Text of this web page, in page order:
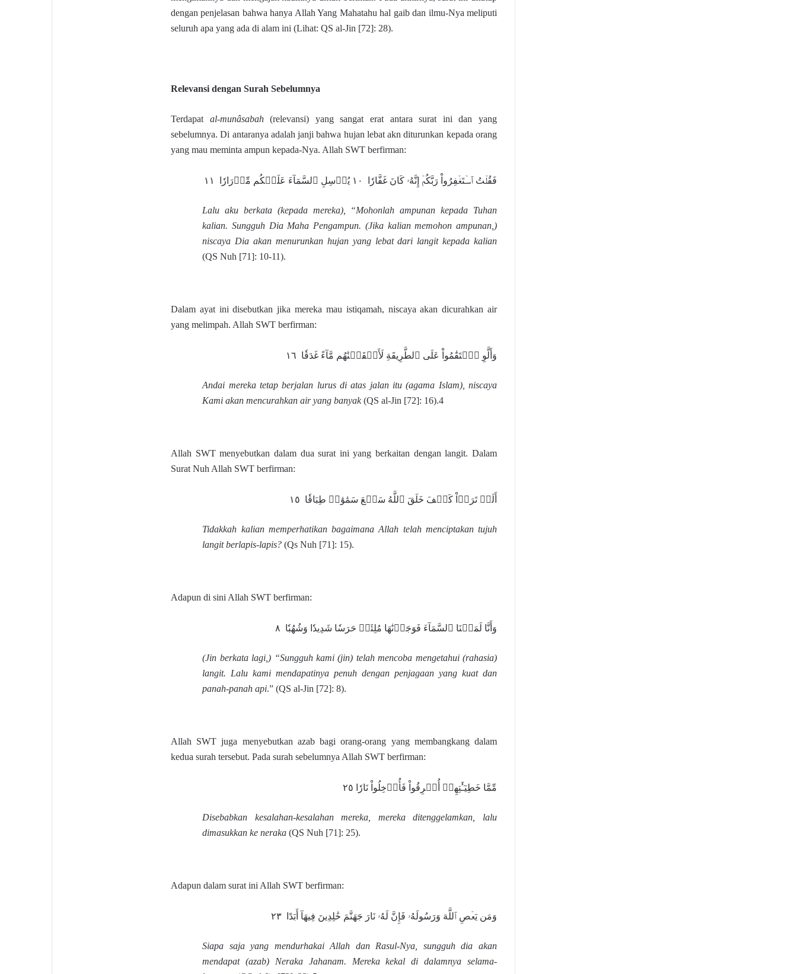
dengan penjelasan bahwa hanya Allah Yang Mahatahu hal gaib dan ilmu-Nya meliputi
seluruh apa yang ada di alam ini (Lihat: QS al-Jin [72]: 28).
Relevansi dengan Surah Sebelumnya
Terdapat al-munâsabah(relevansi) yang sangat erat antara surat ini dan yang
sebelumnya. Di antaranya adalah janji bahwa hujan lebat akn diturunkan kepada orang
yang mau meminta ampun kepada-Nya. Allah SWT berfirman:
فَقُلۡتُ ٱسۡتَغۡفِرُواْ رَبَّكُمۡ إِنَّهُۥ كَانَ غَفَّارٗا ١٠ يُرۡسِلِ ٱلسَّمَآءَ عَلَيۡكُم مِّدۡرَارٗا ١١
Lalu aku berkata (kepada mereka), “Mohonlah ampunan kepada Tuhan
kalian. Sungguh Dia Maha Pengampun. (Jika kalian memohon ampunan,)
niscaya Dia akan menurunkan hujan yang lebat dari langit kepada kalian
(QS Nuh [71]: 10-11).
Dalam ayat ini disebutkan jika mereka mau istiqamah, niscaya akan dicurahkan air
yang melimpah. Allah SWT berfirman:
وَأَلَّوِ ٱسۡتَقَٰمُواْ عَلَى ٱلطَّرِيقَةِ لَأَسۡقَيۡنَٰهُم مَّآءً غَدَقٗا ١٦
Andai mereka tetap berjalan lurus di atas jalan itu (agama Islam), niscaya
Kami akan mencurahkan air yang banyak(QS al-Jin [72]: 16).4
Allah SWT menyebutkan dalam dua surat ini yang berkaitan dengan langit. Dalam
Surat Nuh Allah SWT berfirman:
أَلَمۡ تَرَوۡاْ كَيۡفَ خَلَقَ ٱللَّهُ سَبۡعَ سَمَٰوَٰتٖ طِبَاقٗا ١٥
Tidakkah kalian memperhatikan bagaimana Allah telah menciptakan tujuh
langit berlapis-lapis? (Qs Nuh [71]: 15).
Adapun di sini Allah SWT berfirman:
وَأَنَّا لَمَسۡنَا ٱلسَّمَآءَ فَوَجَدۡنَٰهَا مُلِئَتۡ حَرَسٗا شَدِيدٗا وَشُهُبٗا ٨
(Jin berkata lagi,) “Sungguh kami (jin) telah mencoba mengetahui (rahasia)
langit. Lalu kami mendapatinya penuh dengan penjagaan yang kuat dan
panah-panah api.” (QS al-Jin [72]: 8).
Allah SWT juga menyebutkan azab bagi orang-orang yang membangkang dalam
kedua surah tersebut. Pada surah sebelumnya Allah SWT berfirman:
مِّمَّا خَطِيٓـَٰٔتِهِمۡ أُغۡرِقُواْ فَأُدۡخِلُواْ نَارٗا ٢٥
Disebabkan kesalahan-kesalahan mereka, mereka ditenggelamkan, lalu
dimasukkan ke neraka(QS Nuh [71]: 25).
Adapun dalam surat ini Allah SWT berfirman:
وَمَن يَعۡصِ ٱللَّهَ وَرَسُولَهُۥ فَإِنَّ لَهُۥ نَارَ جَهَنَّمَ خَٰلِدِينَ فِيهَآ أَبَدًا ٢٣
Siapa saja yang mendurhakai Allah dan Rasul-Nya, sungguh dia akan
mendapat (azab) Neraka Jahanam. Mereka kekal di dalamnya selama-